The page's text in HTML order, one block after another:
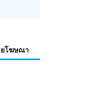
ยโฆษณา